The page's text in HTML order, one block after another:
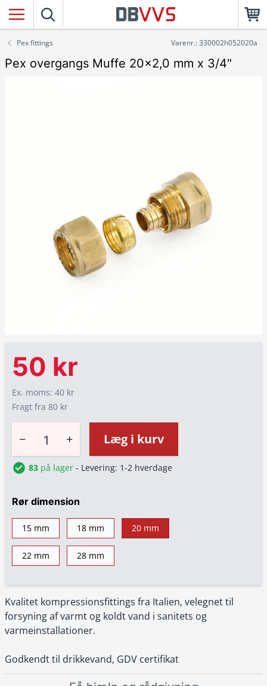
Pex fittings Varenr.: 330002h052020a
Pex overgangs Muffe 20x2,0 mm x 3/4"
Kvalitet kompressionsfittings fra Italien, velegnet til
forsyning af varmt og koldt vand i sanitets og
varmeinstallationer.
Godkendt til drikkevand, GDV certifikat
50 kr
Ex. moms: 40 kr
Fragt fra 80 kr
− + Læg i kurv
83 på lager - Levering: 1-2 hverdage
Rør dimension
15 mm 18 mm 20 mm
22 mm 28 mm